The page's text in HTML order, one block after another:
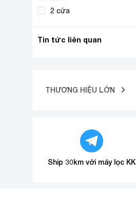
2 cửa
Tin tức liên quan
THƯƠNG HIỆU LỚN
Ship 30km với máy lọc KK